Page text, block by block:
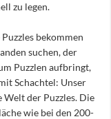
zu legen.
bekommen
suchen, der
Puzzlen aufbringt,
Schachtel: Unser
Welt der Puzzles. Die
wie bei den 200-